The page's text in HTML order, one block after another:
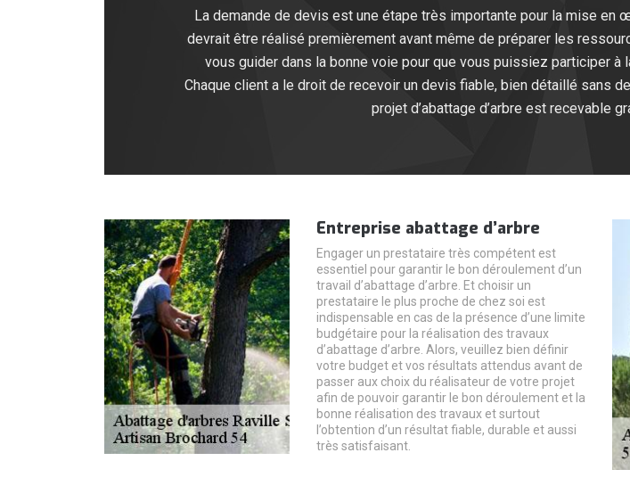
La demande de devis est une étape très importante pour la mise en
devrait être réalisé premièrement avant même de préparer les
vous guider dans la bonne voie pour que vous puissiez participer
Chaque client a le droit de recevoir un devis fiable, bien détaillé sans
projet d’abattage d’arbre est recevable
Entreprise abattage d’arbre
Engager un prestataire très compétent est
essentiel pour garantir le bon déroulement d’un
travail d’abattage d’arbre. Et choisir un
prestataire le plus proche de chez soi est
indispensable en cas de la présence d’une limite
budgétaire pour la réalisation des travaux
d’abattage d’arbre. Alors, veuillez bien définir
votre budget et vos résultats attendus avant de
passer aux choix du réalisateur de votre projet
afin de pouvoir garantir le bon déroulement et la
bonne réalisation des travaux et surtout
l’obtention d’un résultat fiable, durable et aussi
très satisfaisant.